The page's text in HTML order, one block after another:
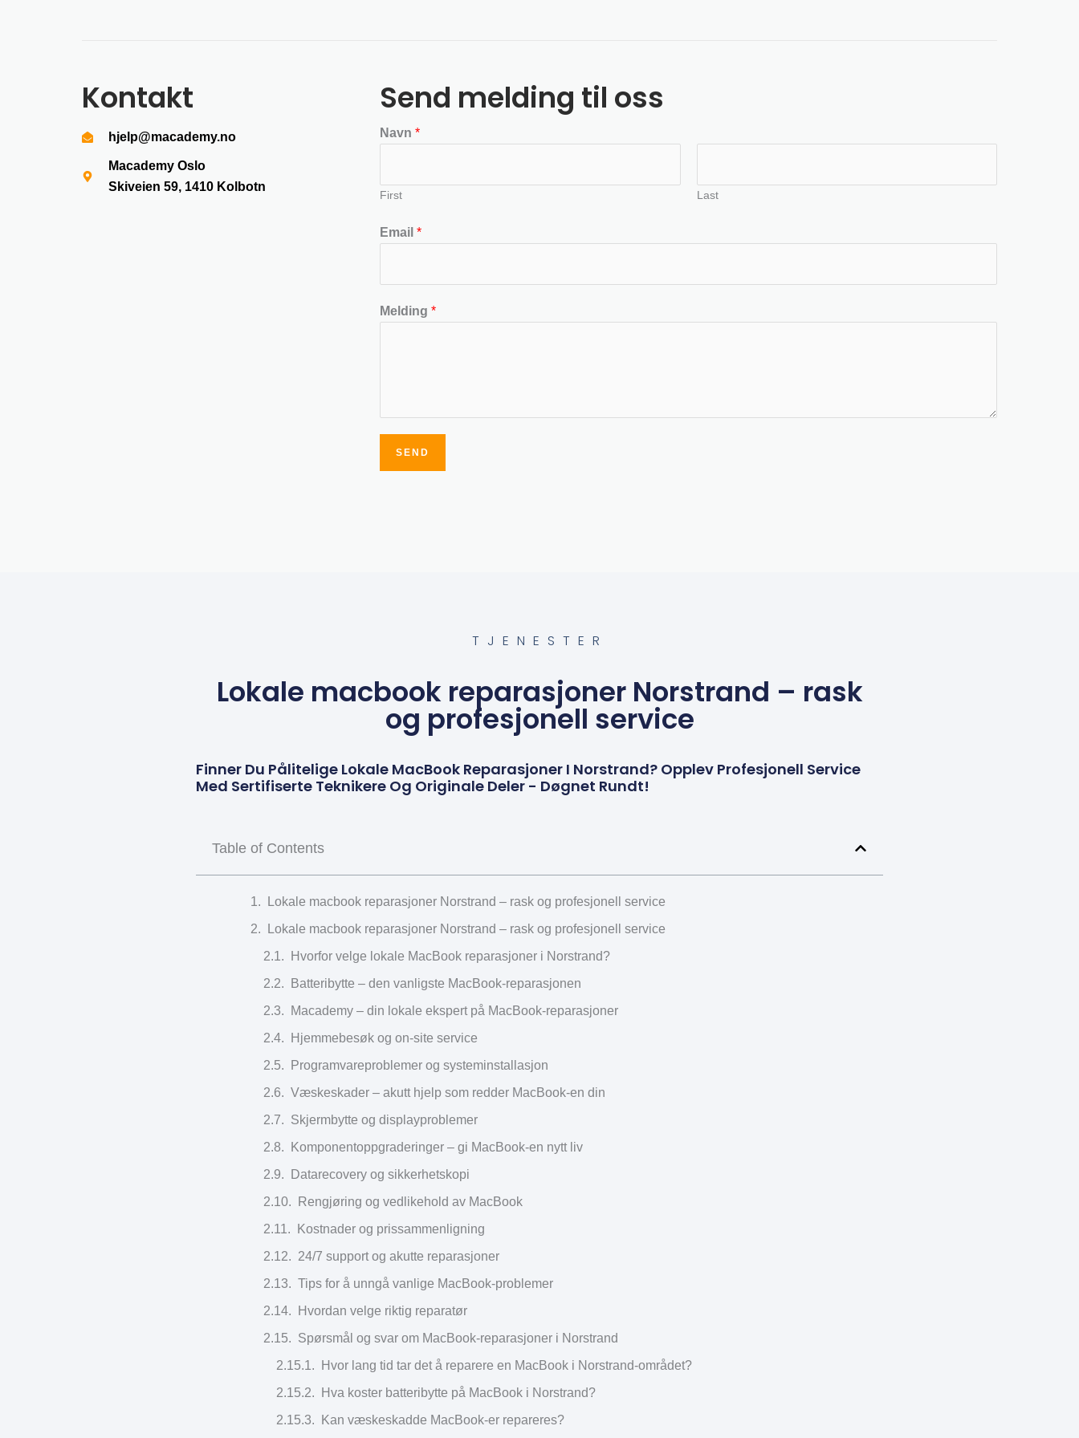
Kontakt
hjelp@macademy.no
Macademy Oslo
Skiveien 59, 1410 Kolbotn
Send melding til oss
Navn*
First Last
Email*
Melding*
SEND
TJENESTER
Lokale macbook reparasjoner Norstrand – rask
og profesjonell service
Finner Du Pålitelige Lokale MacBook Reparasjoner I Norstrand? Opplev Profesjonell Service
Med Sertifiserte Teknikere Og Originale Deler - Døgnet Rundt!
Table of Contents
Lokale macbook reparasjoner Norstrand – rask og profesjonell service
Lokale macbook reparasjoner Norstrand – rask og profesjonell service
Hvorfor velge lokale MacBook reparasjoner i Norstrand?
Batteribytte – den vanligste MacBook-reparasjonen
Macademy – din lokale ekspert på MacBook-reparasjoner
Hjemmebesøk og on-site service
Programvareproblemer og systeminstallasjon
Væskeskader – akutt hjelp som redder MacBook-en din
Skjermbytte og displayproblemer
Komponentoppgraderinger – gi MacBook-en nytt liv
Datarecovery og sikkerhetskopi
Rengjøring og vedlikehold av MacBook
Kostnader og prissammenligning
24/7 support og akutte reparasjoner
Tips for å unngå vanlige MacBook-problemer
Hvordan velge riktig reparatør
Spørsmål og svar om MacBook-reparasjoner i Norstrand
Hvor lang tid tar det å reparere en MacBook i Norstrand-området?
Hva koster batteribytte på MacBook i Norstrand?
Kan væskeskadde MacBook-er repareres?